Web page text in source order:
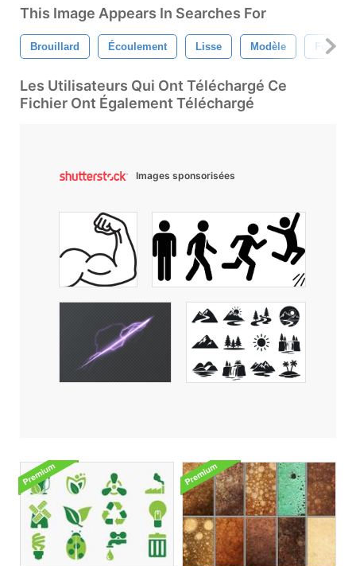
This Image Appears In Searches For
Brouillard Écoulement Lisse Modèle Fumée
Les Utilisateurs Qui Ont Téléchargé Ce
Fichier Ont Également Téléchargé
Images sponsorisées